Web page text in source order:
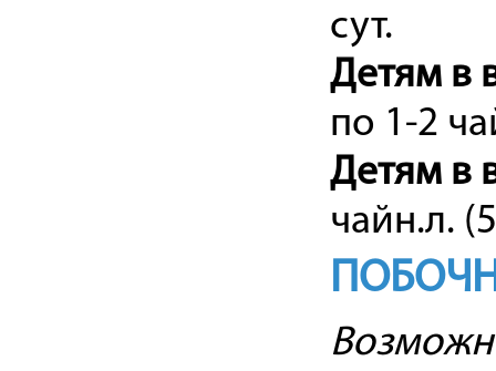
сут.
Детям в
по 1-2
Детям в
чайн.л.